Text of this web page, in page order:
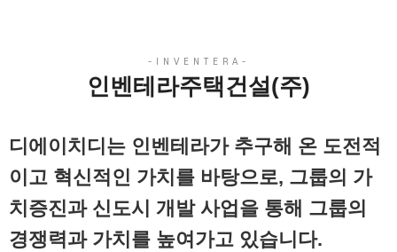
인벤테라주택건설(주)
디에이치디는 인벤테라가 추구해 온 도전적
이고 혁신적인 가치를 바탕으로, 그룹의 가
치증진과 신도시 개발 사업을 통해 그룹의
경쟁력과 가치를 높여가고 있습니다.